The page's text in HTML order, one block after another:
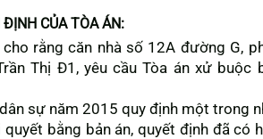
ĐỊNH CỦA TÒA ÁN:
rằng căn nhà số 12A đường G,
Thị Đ1, yêu cầu Tòa án xử buộc
sự năm 2015 quy định một trong
bằng bản án, quyết định đã có